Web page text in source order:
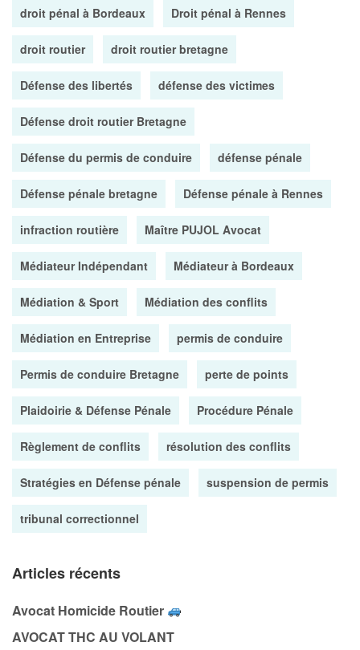
droit pénal à Bordeaux Droit pénal à Rennes
droit routier droit routier bretagne
Défense des libertés défense des victimes
Défense droit routier Bretagne
Défense du permis de conduire défense pénale
Défense pénale bretagne Défense pénale à Rennes
infraction routière Maître PUJOL Avocat
Médiateur Indépendant Médiateur à Bordeaux
Médiation & Sport Médiation des conflits
Médiation en Entreprise permis de conduire
Permis de conduire Bretagne perte de points
Plaidoirie & Défense Pénale Procédure Pénale
Règlement de conflits résolution des conflits
Stratégies en Défense pénale suspension de permis
tribunal correctionnel
Articles récents
Avocat Homicide Routier
AVOCAT THC AU VOLANT